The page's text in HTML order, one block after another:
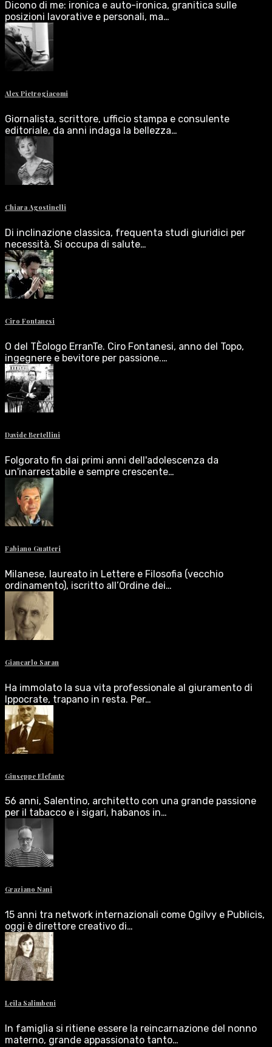
Dicono di me: ironica e auto-ironica, granitica sulle
posizioni lavorative e personali, ma…
Alex Pietrogiacomi
Giornalista, scrittore, ufficio stampa e consulente
editoriale, da anni indaga la bellezza…
Chiara Agostinelli
Di inclinazione classica, frequenta studi giuridici per
necessità. Si occupa di salute…
Ciro Fontanesi
O del TÈologo ErranTe. Ciro Fontanesi, anno del Topo,
ingegnere e bevitore per passione.…
Davide Bertellini
Folgorato fin dai primi anni dell'adolescenza da
un'inarrestabile e sempre crescente…
Fabiano Guatteri
Milanese, laureato in Lettere e Filosofia (vecchio
ordinamento), iscritto all’Ordine dei…
Giancarlo Saran
Ha immolato la sua vita professionale al giuramento di
Ippocrate, trapano in resta. Per…
Giuseppe Elefante
56 anni, Salentino, architetto con una grande passione
per il tabacco e i sigari, habanos in…
Graziano Nani
15 anni tra network internazionali come Ogilvy e Publicis,
oggi è direttore creativo di…
Leila Salimbeni
In famiglia si ritiene essere la reincarnazione del nonno
materno, grande appassionato tanto…